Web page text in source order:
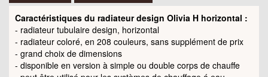
Caractéristiques du radiateur design Olivia H horizontal :
- radiateur tubulaire design, horizontal
- radiateur coloré, en 208 couleurs, sans supplément de prix
- grand choix de dimensions
- disponible en version à simple ou double corps de chauffe